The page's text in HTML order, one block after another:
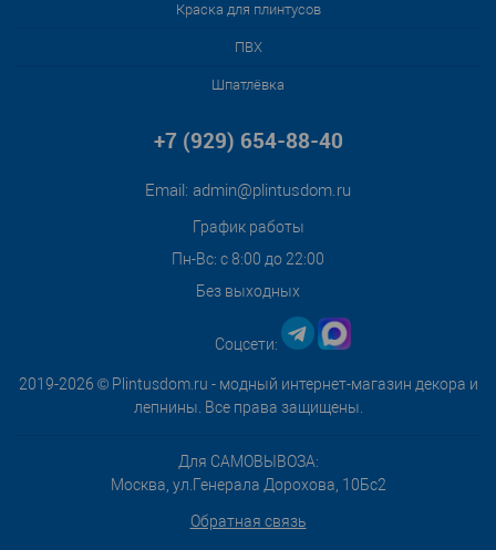
Краска для плинтусов
ПВХ
Шпатлёвка
2019-2026 © Plintusdom.ru - модный интернет-магазин декора и
лепнины. Все права защищены.
Для САМОВЫВОЗА:
Москва, ул.Генерала Дорохова, 10Бс2
Обратная связь
+7 (929) 654-88-40
Email: admin@plintusdom.ru
График работы
Пн-Вс: с 8:00 до 22:00
Без выходных
Соцсети: